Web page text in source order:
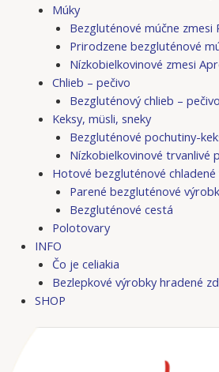
Múky
Bezgluténové múčne zmesi
Prirodzene bezgluténové
Nízkobielkovinové zmesi
Chlieb – pečivo
Bezgluténový chlieb – pečivo
Keksy, müsli, sneky
Bezgluténové pochutiny-
Nízkobielkovinové trvanlivé
Hotové bezgluténové
Parené bezgluténové
Bezgluténové cestá
Polotovary
INFO
Čo je celiakia
Bezlepkové výrobky hradené
SHOP